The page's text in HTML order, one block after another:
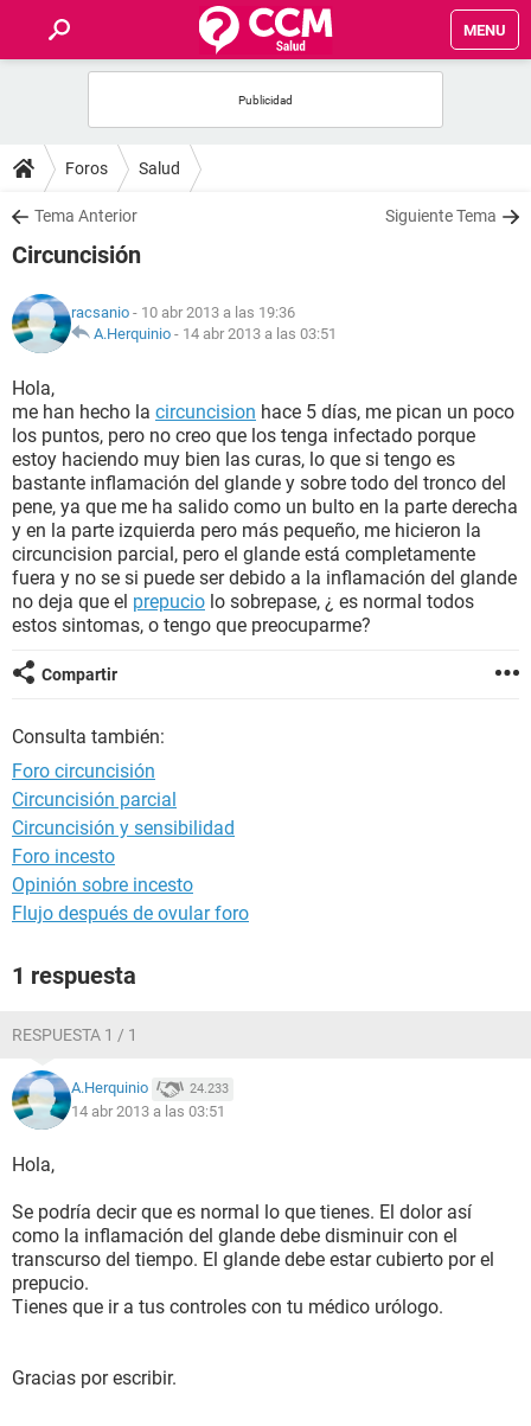
MENU
FOROS
SALUD
NUTRICIÓN
BIENESTAR
SEXUALIDAD
GLOSARIO
Foros Salud
Tema Anterior Siguiente Tema
Circuncisión
racsanio - 10 abr 2013 a las 19:36
A.Herquinio - 14 abr 2013 a las 03:51
Hola,
me han hecho la circuncision hace 5 días, me pican un poco
los puntos, pero no creo que los tenga infectado porque
estoy haciendo muy bien las curas, lo que si tengo es
bastante inflamación del glande y sobre todo del tronco del
pene, ya que me ha salido como un bulto en la parte derecha
y en la parte izquierda pero más pequeño, me hicieron la
circuncision parcial, pero el glande está completamente
fuera y no se si puede ser debido a la inflamación del glande
no deja que el prepucio lo sobrepase, ¿ es normal todos
estos sintomas, o tengo que preocuparme?
Compartir
Consulta también:
Foro circuncisión
Circuncisión parcial
Circuncisión y sensibilidad
Foro incesto
Opinión sobre incesto
Flujo después de ovular foro
1 respuesta
RESPUESTA 1 / 1
A.Herquinio 24.233
14 abr 2013 a las 03:51
Hola,
Se podría decir que es normal lo que tienes. El dolor así
como la inflamación del glande debe disminuir con el
transcurso del tiempo. El glande debe estar cubierto por el
prepucio.
Tienes que ir a tus controles con tu médico urólogo.
Gracias por escribir.